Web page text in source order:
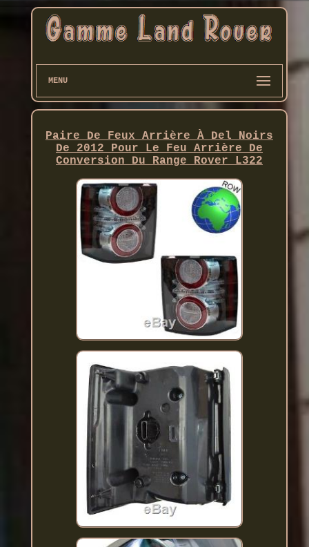
MENU
Paire De Feux Arrière À Del Noirs
De 2012 Pour Le Feu Arrière De
Conversion Du Range Rover L322